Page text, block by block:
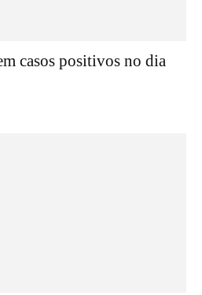
casos positivos no dia